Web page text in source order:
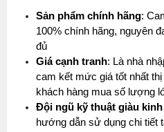
Sản phẩm chính hãng:
100% chính hãng, nguyên
đủ
Giá cạnh tranh: Là nhà
cam kết mức giá tốt nhất
khách hàng mua số lượng
Đội ngũ kỹ thuật giàu
hướng dẫn sử dụng chi tiết
Máy May Bao
MÁY MAY BAO
Giá bán lẻ:
MÁY QUẤN